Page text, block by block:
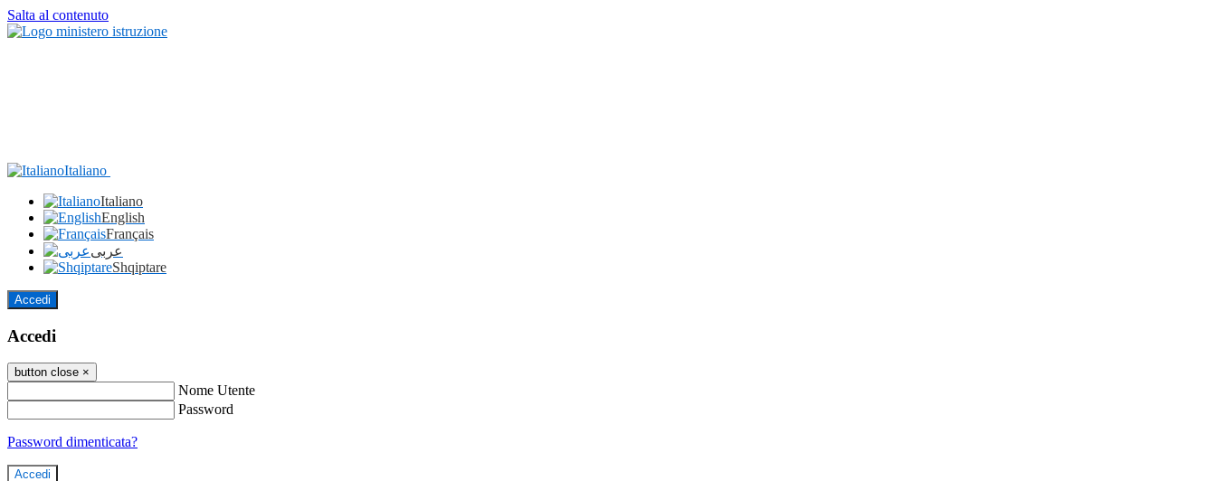
Salta al contenuto
Italiano
Italiano
English
Français
عربى
Shqiptare
Accedi
Accedi
button close ×
Nome Utente
Password
Password dimenticata?